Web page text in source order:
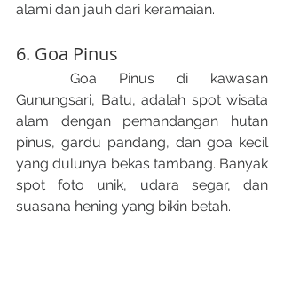
alami dan jauh dari keramaian.
6. Goa Pinus
Gunungsari, Batu, adalah spot wisata
alam dengan pemandangan hutan
pinus, gardu pandang, dan goa kecil
yang dulunya bekas tambang. Banyak
spot foto unik, udara segar, dan
suasana hening yang bikin betah.